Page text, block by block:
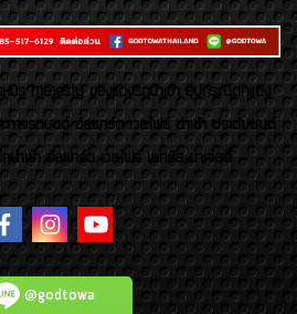
Majesty ของเเต่งรถนำเข้า อุปกรณ์ตกแต่ง
ทางรถยนต์ อัลพาร์ด เวลไฟร์ นำเข้า ประดับยนต์
นำเข้า อัลพาร์ด เวลไฟร์ เลกซัส มาเจสตี้
@godtowa